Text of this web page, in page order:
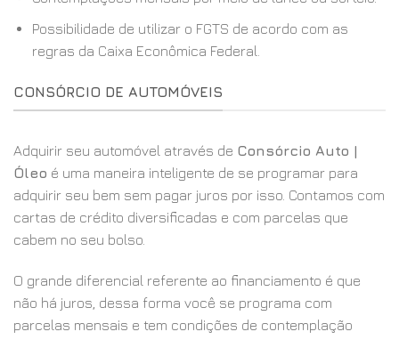
Possibilidade de utilizar o FGTS de acordo com as
regras da Caixa Econômica Federal.
CONSÓRCIO DE AUTOMÓVEIS
Adquirir seu automóvel através de Consórcio Auto |
Óleo é uma maneira inteligente de se programar para
adquirir seu bem sem pagar juros por isso. Contamos com
cartas de crédito diversificadas e com parcelas que
cabem no seu bolso.
O grande diferencial referente ao financiamento é que
não há juros, dessa forma você se programa com
parcelas mensais e tem condições de contemplação